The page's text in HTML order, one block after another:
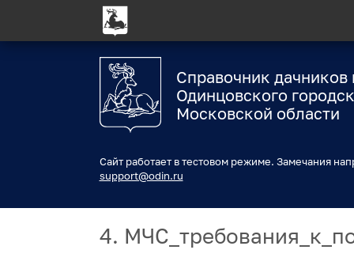
Справочник дачников
Одинцовского
Московской области
Сайт работает в тестовом режиме. Замечания
support@odin.ru
4.